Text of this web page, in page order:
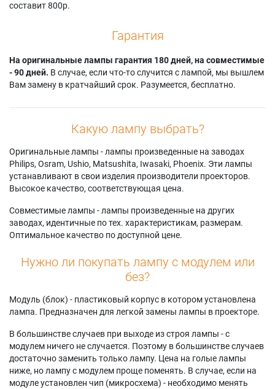
составит 800р.
Гарантия
На оригинальные лампы гарантия 180 дней, на совместимые
- 90 дней. В случае, если что-то случится с лампой, мы вышлем
Вам замену в кратчайший срок. Разумеется, бесплатно.
Какую лампу выбрать?
Оригинальные лампы - лампы произведенные на заводах
Philips, Osram, Ushio, Matsushita, Iwasaki, Phoenix. Эти лампы
устанавливают в свои изделия производители проекторов.
Высокое качество, соответствующая цена.
Совместимые лампы - лампы произведенные на других
заводах, идентичные по тех. характеристикам, размерам.
Оптимальное качество по доступной цене.
Нужно ли покупать лампу с модулем или
без?
Модуль (блок) - пластиковый корпус в котором установлена
лампа. Предназначен для легкой замены лампы в проекторе.
В большинстве случаев при выходе из строя лампы - с
модулем ничего не случается. Поэтому в большинстве случаев
достаточно заменить только лампу. Цена на голые лампы
ниже, но лампу с модулем проще поменять. В случае, если на
модуле установлен чип (микросхема) - необходимо менять